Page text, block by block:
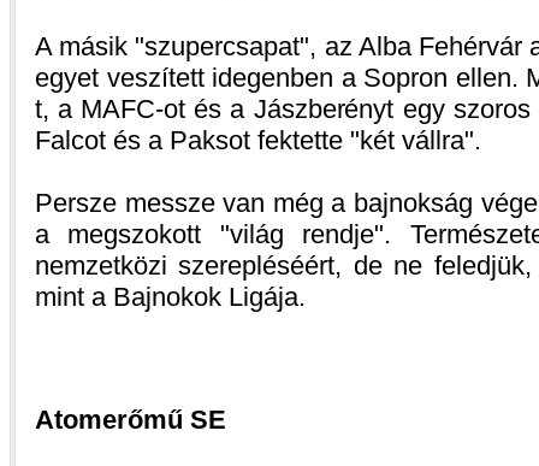
A másik "szupercsapat", az Alba Fehérvár
egyet veszített idegenben a Sopron ellen.
t, a MAFC-ot és a Jászberényt egy
Falcot és a Paksot fektette "két vállra".
Persze messze van még a bajnokság
a megszokott "világ rendje".
nemzetközi szerepléséért, de ne
mint a Bajnokok Ligája.
Atomerőmű SE